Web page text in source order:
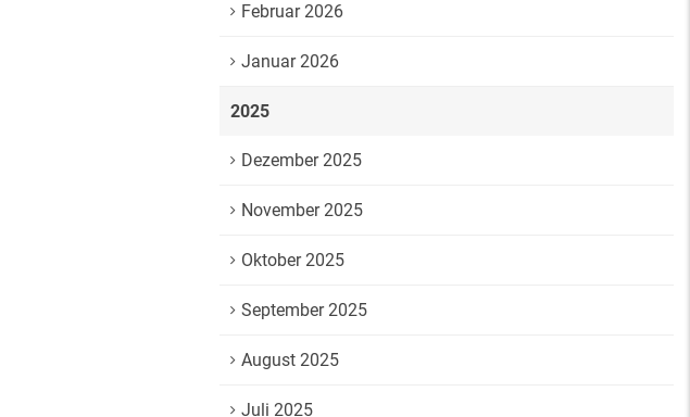
Februar 2026
Januar 2026
2025
Dezember 2025
November 2025
Oktober 2025
September 2025
August 2025
Juli 2025